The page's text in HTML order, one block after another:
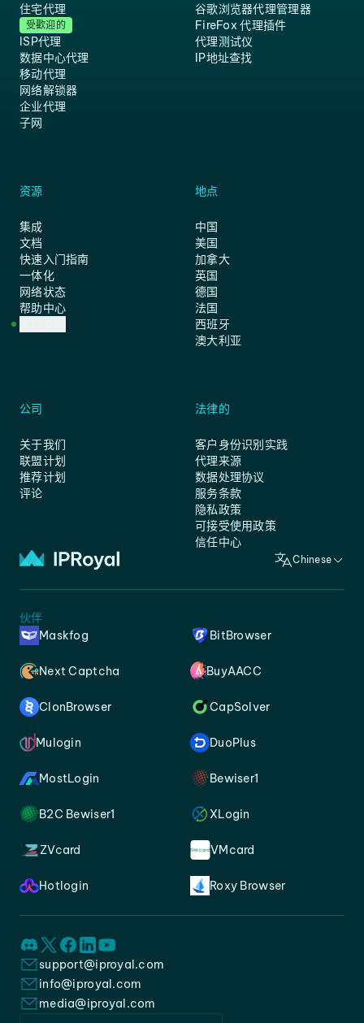
住宅代理
受歡迎的
ISP代理
数据中心代理
移动代理
网络解锁器
企业代理
子网
谷歌浏览器代理管理器
FireFox 代理插件
代理测试仪
IP地址查找
资源
集成
文档
快速入门指南
一体化
网络状态
帮助中心
地点
中国
美国
加拿大
英国
德国
法国
西班牙
澳大利亚
公司
关于我们
联盟计划
推荐计划
评论
法律的
客户身份识别实践
代理来源
数据处理协议
服务条款
隐私政策
可接受使用政策
信任中心
Chinese
伙伴
Maskfog
BitBrowser
Next Captcha BuyAACC
ClonBrowser CapSolver
Mulogin DuoPlus
MostLogin Bewiser1
B2C Bewiser1 XLogin
ZVcard VMcard
Hotlogin Roxy Browser
support@iproyal.com
info@iproyal.com
media@iproyal.com